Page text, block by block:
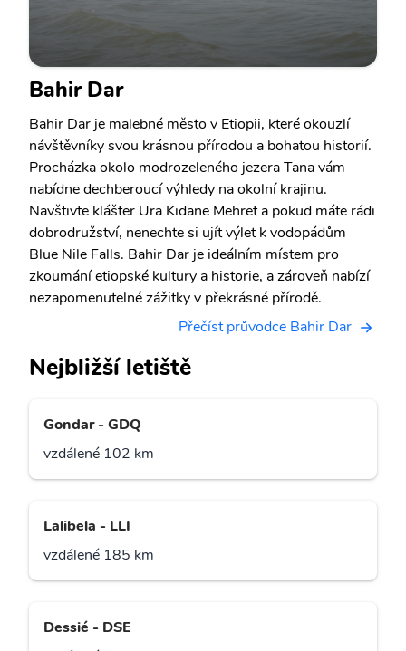
Bahir Dar
Bahir Dar je malebné město v Etiopii, které okouzlí
návštěvníky svou krásnou přírodou a bohatou historií.
Procházka okolo modrozeleného jezera Tana vám
nabídne dechberoucí výhledy na okolní krajinu.
Navštivte klášter Ura Kidane Mehret a pokud máte rádi
dobrodružství, nenechte si ujít výlet k vodopádům
Blue Nile Falls. Bahir Dar je ideálním místem pro
zkoumání etiopské kultury a historie, a zároveň nabízí
nezapomenutelné zážitky v překrásné přírodě.
Přečíst průvodce Bahir Dar
Nejbližší letiště
Gondar - GDQ
vzdálené 102 km
Lalibela - LLI
vzdálené 185 km
Dessié - DSE